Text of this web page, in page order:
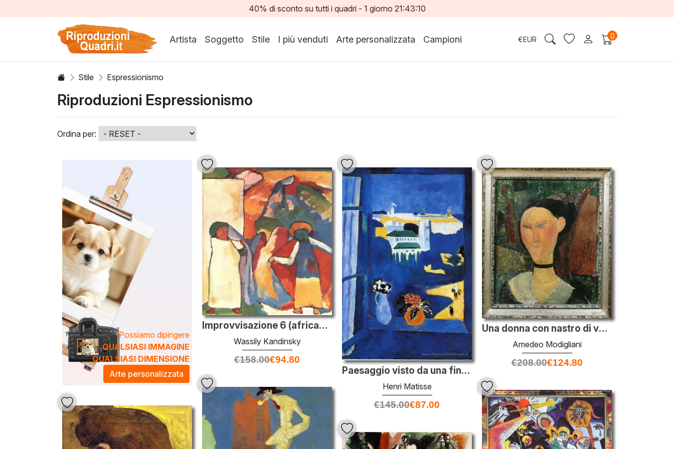
40% di sconto su tutti i quadri - 1 giorno 21:43:08
Artista Soggetto Stile I più venduti Arte personalizzata Campioni €EUR 0
Stile Espressionismo
Riproduzioni Espressionismo
Ordina per:
Possiamo dipingere
QUALSIASI IMMAGINE
QUALSIASI DIMENSIONE
Arte personalizzata
Improvvisazione 6 (africano)
Wassily Kandinsky
€158.00€94.80
Paesaggio visto da una finestra
Henri Matisse
€145.00€87.00
Una donna con nastro di velluto
Amedeo Modigliani
€208.00€124.80